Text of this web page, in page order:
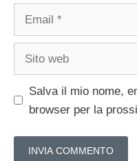
Salva il mio nome,
browser per la